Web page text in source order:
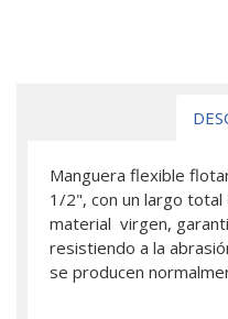
Manguera flexible
1/2", con un largo total
material virgen,
resistiendo a la
se producen